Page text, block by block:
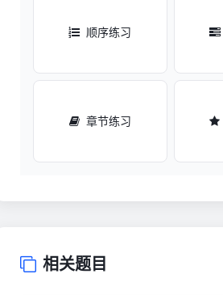
顺序练习
章节练习
相关题目